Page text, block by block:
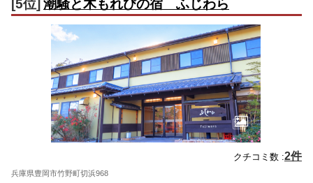
[5位] 潮騒と木もれびの宿 ふじわら
クチコミ数 :2件
兵庫県豊岡市竹野町切浜968